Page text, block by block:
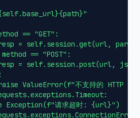
== "GET":
= self.session.get(url,
== "POST":
= self.session.post(url,
ValueError(f"不支持的 HTTP 方
Exception(f"请求超时: {url}")